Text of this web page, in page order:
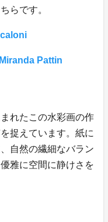
らです。
Pattin
れたこの水彩画の作
捉えています。紙に
自然の繊細なバラン
雅に空間に静けさを